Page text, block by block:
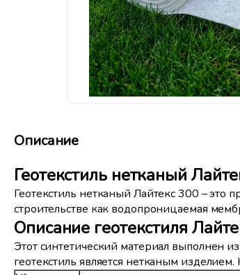
Описание
Геотекстиль нетканый
Геотекстиль нетканый Лайтекс 300 –
строительстве как водопроницаемая
Описание геотекстиля
Этот синтетический материал выполнен
геотекстиль является нетканым